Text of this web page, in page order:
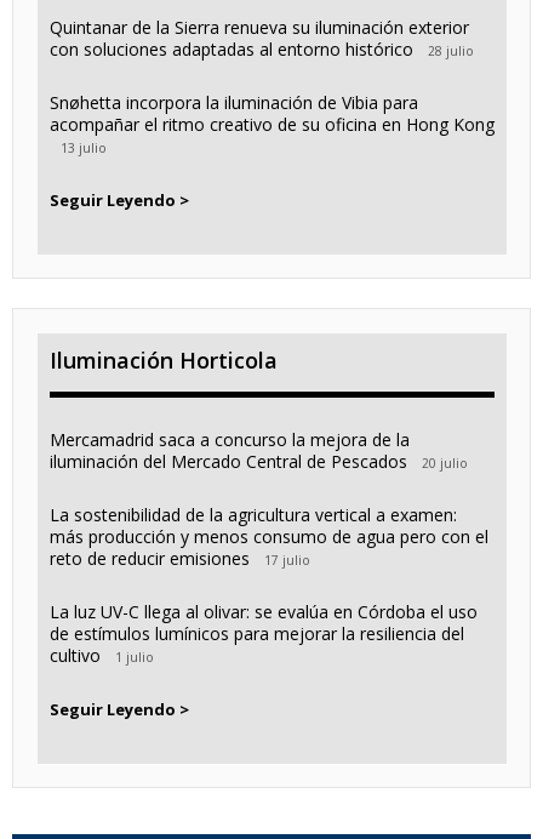
Quintanar de la Sierra renueva su iluminación exterior
con soluciones adaptadas al entorno histórico
28 julio
Snøhetta incorpora la iluminación de Vibia para
acompañar el ritmo creativo de su oficina en Hong Kong
13 julio
Seguir Leyendo >
Iluminación Horticola
Mercamadrid saca a concurso la mejora de la
iluminación del Mercado Central de Pescados
20 julio
La sostenibilidad de la agricultura vertical a examen:
más producción y menos consumo de agua pero con el
reto de reducir emisiones
17 julio
La luz UV-C llega al olivar: se evalúa en Córdoba el uso
de estímulos lumínicos para mejorar la resiliencia del
cultivo
1 julio
Seguir Leyendo >